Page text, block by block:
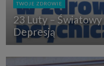
TWOJE ZDROWIE
23 Luty –
Depresją